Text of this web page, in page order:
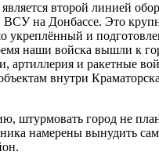
является второй линией
ВСУ на Донбассе. Это
укреплённый и
наши войска вышли к
артиллерия и ракетные
внутри
штурмовать город не
намерены вынудить